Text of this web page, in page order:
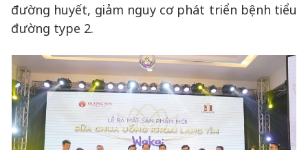
đường huyết, giảm nguy cơ phát triển bệnh tiểu
đường type 2.